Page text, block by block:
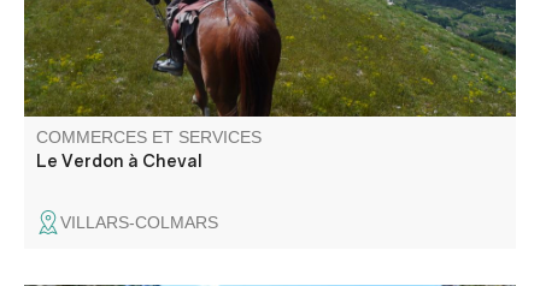
COMMERCES ET SERVICES
Le Verdon à Cheval
VILLARS-COLMARS